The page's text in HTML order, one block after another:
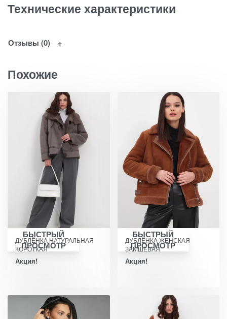
Технические характеристики
Отзывы (0)
Похожие
БЫСТРЫЙ
ПРОСМОТР
ДУБЛЁНКА НАТУРАЛЬНАЯ
КОРОТКАЯ
Акция!
БЫСТРЫЙ
ПРОСМОТР
ДУБЛЁНКА ЖЕНСКАЯ
ЗАМШЕВАЯ
Акция!